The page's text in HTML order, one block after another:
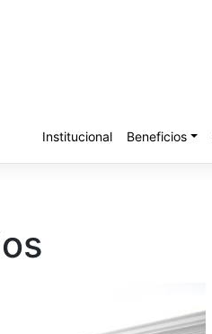
Institucional Beneficios